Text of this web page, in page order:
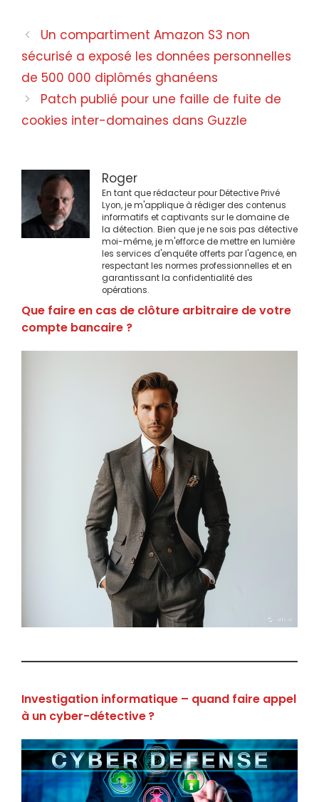
Navigation
des
Un compartiment Amazon S3 non
sécurisé a exposé les données personnelles
de 500 000 diplômés ghanéens
Patch publié pour une faille de fuite de
cookies inter-domaines dans Guzzle
Roger
En tant que rédacteur pour Détective Privé
Lyon, je m'applique à rédiger des contenus
informatifs et captivants sur le domaine de
la détection. Bien que je ne sois pas détective
moi-même, je m'efforce de mettre en lumière
les services d'enquête offerts par l'agence, en
respectant les normes professionnelles et en
garantissant la confidentialité des
opérations.
Que faire en cas de clôture arbitraire de votre
compte bancaire ?
Investigation informatique – quand faire appel
à un cyber-détective ?